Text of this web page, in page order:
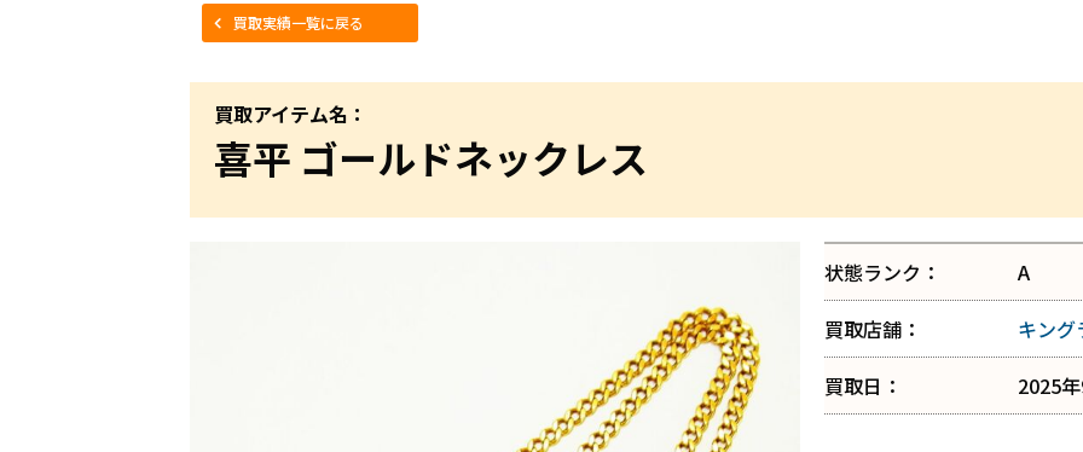
買取実績一覧に戻る
買取アイテム名：
喜平 ゴールドネックレス
状態ランク：
A
買取店舗：
キング
買取日：
2025